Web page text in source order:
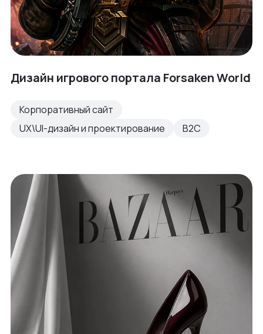
Дизайн игрового портала Forsaken World
Корпоративный сайт
UX\UI-дизайн и проектирование
B2C